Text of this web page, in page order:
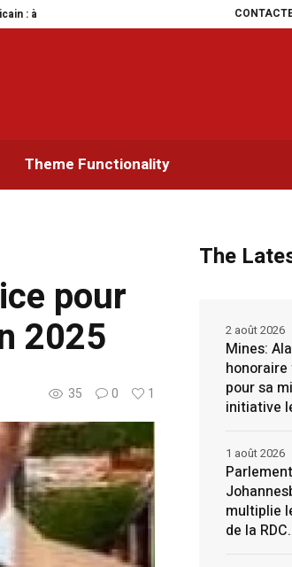
Sangara multiplie les plaidoyers en faveur de la RDC.
Theme Functionality
pour
2025
35 0 1
The
Mines:
pour sa
initiative
2 août 2026
multiplie
de la RDC.
1 août 2026